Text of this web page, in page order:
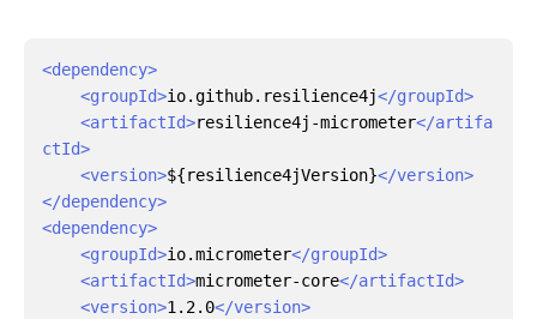
<dependency>
<groupId>io.github.resilience4j</groupId>
<artifactId>resilience4j-micrometer</artifa
ctId>
<version>${resilience4jVersion}</version>
</dependency>
<dependency>
<groupId>io.micrometer</groupId>
<artifactId>micrometer-core</artifactId>
<version>1.2.0</version>